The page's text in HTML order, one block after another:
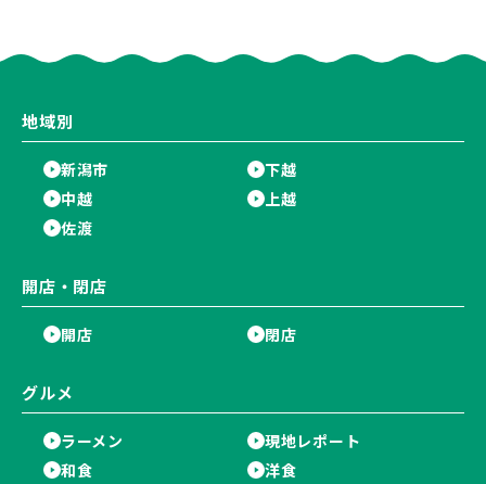
くさん♪
地域別
新潟市
下越
中越
上越
佐渡
開店・閉店
開店 閉店
グルメ
ラーメン
現地レポート
和食
洋食